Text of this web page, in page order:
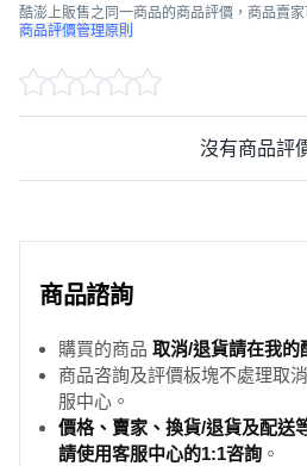
酷澎上販售之同一商品的商品評價，商品賣家
商品評價管理原則
沒有商品評
商品諮詢
購買的商品 取消/退貨請在我的
商品咨詢及評價板塊不處理取
服中心。
價格、賣家、換貨/退貨及配送
請使用客服中心的1:1咨詢 。